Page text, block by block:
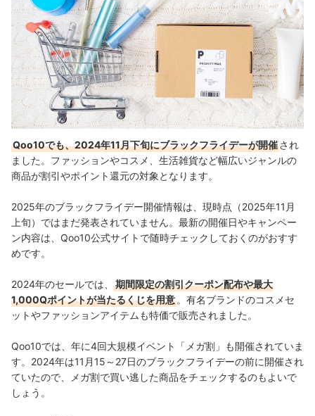
Qoo10でも、2024年11月下旬にブラックフライデーが開催され
ました。ファッションやコスメ、生活雑貨など幅広いジャンルの
商品が割引やポイント還元の対象となります。
2025年のブラックフライデー開催情報は、現時点（2025年11月
上旬）ではまだ発表されていません。最新の開催日やキャンペー
ン内容は、Qoo10公式サイトで随時チェックしておくのがおすす
めです。
2024年のセールでは、
期間限定の割引クーポン配布や最大
1,000Qポイントが当たるくじを用意 。有名ブランドのコスメセ
ットやファッションアイテムも特価で販売されました。
Qoo10では、年に4回大規模イベント「メガ割」も開催されていま
す。2024年は11月15～27日のブラックフライデーの前に開催され
ていたので、メガ割で買い逃した商品をチェックするのもよいで
しょう。